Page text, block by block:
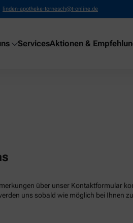
linden-apotheke-tornesch@t-online.de
ServicesAktionen &
über unser Kontaktformular
uns sobald wie möglich bei Ihnen